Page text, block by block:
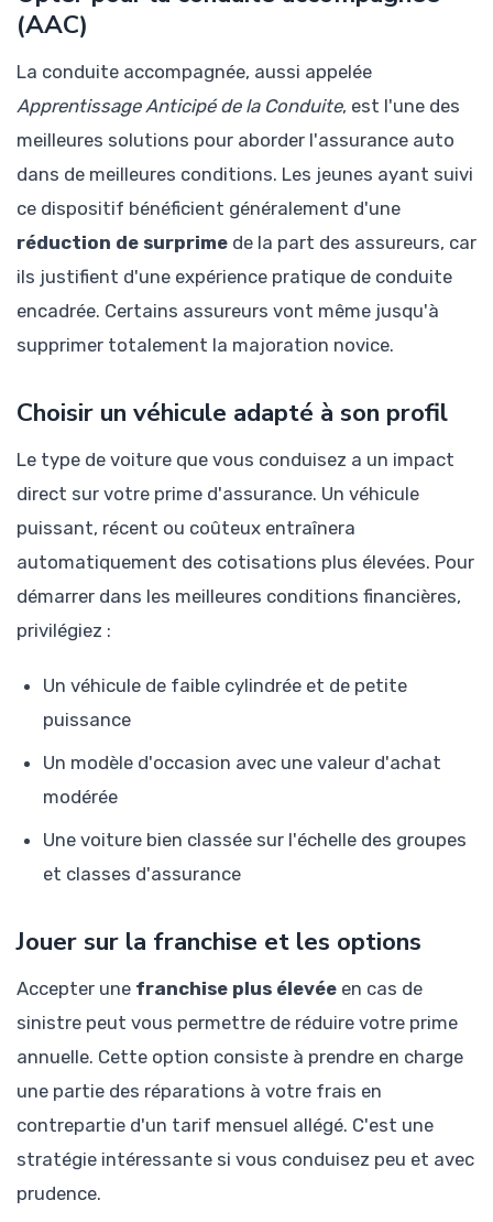
(AAC)
La conduite accompagnée, aussi appelée
Apprentissage Anticipé de la Conduite, est l'une des
meilleures solutions pour aborder l'assurance auto
dans de meilleures conditions. Les jeunes ayant suivi
ce dispositif bénéficient généralement d'une
réduction de surprime de la part des assureurs, car
ils justifient d'une expérience pratique de conduite
encadrée. Certains assureurs vont même jusqu'à
supprimer totalement la majoration novice.
Choisir un véhicule adapté à son profil
Le type de voiture que vous conduisez a un impact
direct sur votre prime d'assurance. Un véhicule
puissant, récent ou coûteux entraînera
automatiquement des cotisations plus élevées. Pour
démarrer dans les meilleures conditions financières,
privilégiez :
Un véhicule de faible cylindrée et de petite
puissance
Un modèle d'occasion avec une valeur d'achat
modérée
Une voiture bien classée sur l'échelle des groupes
et classes d'assurance
Jouer sur la franchise et les options
Accepter une franchise plus élevée en cas de
sinistre peut vous permettre de réduire votre prime
annuelle. Cette option consiste à prendre en charge
une partie des réparations à votre frais en
contrepartie d'un tarif mensuel allégé. C'est une
stratégie intéressante si vous conduisez peu et avec
prudence.